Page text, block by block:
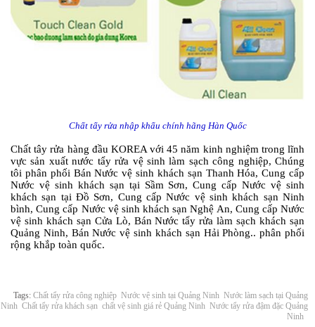
Chất tẩy rửa nhập khẩu chính hãng Hàn Quốc
Chất tây rửa hàng đầu KOREA với 45 năm kinh nghiệm trong lĩnh
vực sản xuất nước tẩy rửa vệ sinh làm sạch công nghiệp, Chúng
tôi phân phối Bán Nước vệ sinh khách sạn Thanh Hóa, Cung cấp
Nước vệ sinh khách sạn tại Sầm Sơn,Cung cấp Nước vệ sinh
khách sạn tại Đồ Sơn, Cung cấp Nước vệ sinh khách sạn Ninh
bình,Cung cấp Nước vệ sinh khách sạn Nghệ An, Cung cấp Nước
vệ sinh khách sạn Cửa Lò, Bán Nước tẩy rửa làm sạch khách sạn
Quảng Ninh, Bán Nước vệ sinh khách sạn Hải Phòng.. phân phối
rộng khắp toàn quốc.
Tags: Chất tẩy rửa công nghiệp Nước vệ sinh tại Quảng Ninh Nước làm sạch tại Quảng
Ninh Chất tẩy rửa khách sạn chất vệ sinh giá rẻ Quảng Ninh Nước tẩy rửa đậm đặc Quảng
Ninh